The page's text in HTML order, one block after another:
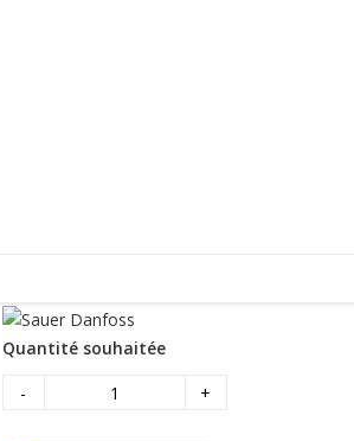
Quantité souhaitée
-
+